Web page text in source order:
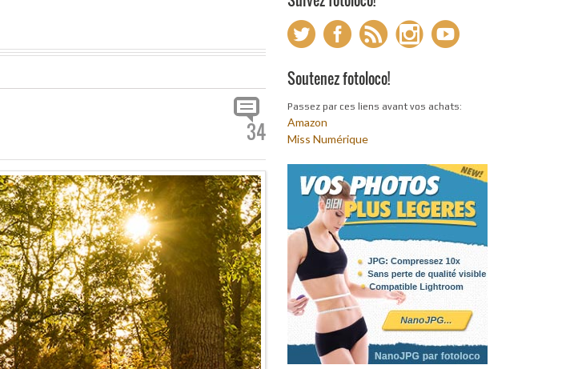
34
Soutenez fotoloco!
Passez par ces liens avant vos achats:
Amazon
Miss Numérique